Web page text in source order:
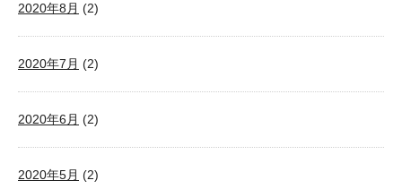
2020年8月 (2)
2020年7月 (2)
2020年6月 (2)
2020年5月 (2)